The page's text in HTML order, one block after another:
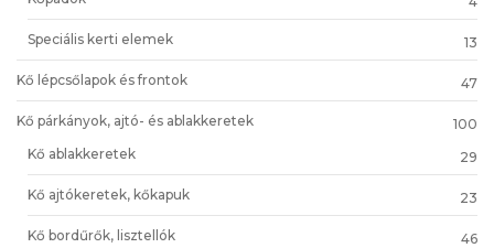
Speciális kerti elemek 13
Kő lépcsőlapok és frontok 47
Kő párkányok, ajtó- és ablakkeretek
100
Kő ablakkeretek
29
Kő ajtókeretek, kőkapuk 23
Kő bordűrők, lisztellók 46